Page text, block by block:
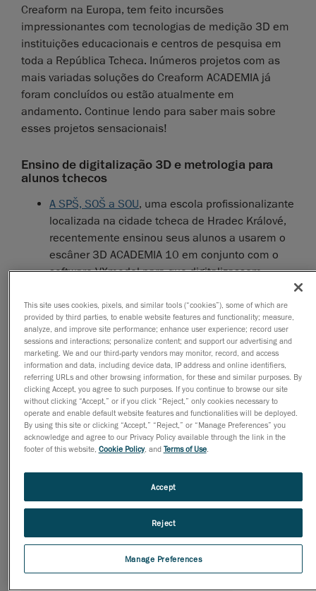
Creaform na Europa, tem feito incursões
impressionantes com tecnologias de medição 3D em
instituições educacionais e centros de pesquisa em
toda a República Tcheca. Inúmeros projetos com as
mais variadas soluções do Creaform ACADEMIA já
foram concluídos ou estão atualmente em
andamento. Continue lendo para saber mais sobre
esses projetos sensacionais!
Ensino de digitalização 3D e metrologia para
alunos tchecos
A SPŠ, SOŠ a SOU, uma escola profissionalizante
localizada na cidade tcheca de Hradec Králové,
recentemente ensinou seus alunos a usarem o
escâner 3D ACADEMIA 10 em conjunto com o
software VXmodel para que digitalizassem
fizessem cópias delas usando impressoras 3D.
This site uses cookies, pixels, and similar tools (“cookies”), some of which are
provided by third parties, to enable website features and functionality; measure,
analyze, and improve site performance; enhance user experience; record user
sessions and interactions; personalize content; and support our advertising and
marketing. We and our third-party vendors may monitor, record, and access
information and data, including device data, IP address and online identifiers,
referring URLs and other browsing information, for these and similar purposes. By
clicking Accept, you agree to such purposes. If you continue to browse our site
without clicking “Accept,” or if you click “Reject,” only cookies necessary to
operate and enable default website features and functionalities will be deployed.
By using this site or clicking “Accept,” “Reject,” or “Manage Preferences” you
acknowledge and agree to our Privacy Policy available through the link in the
footer of this website, Cookie Policy, and Terms of Use.
Manage Preferences
Reject
Accept